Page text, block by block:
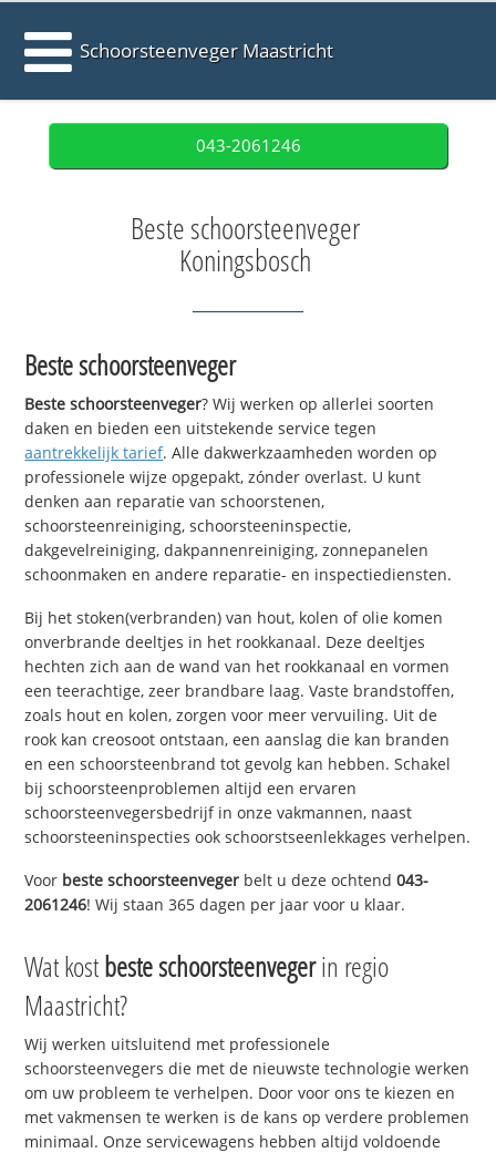
Schoorsteenveger Maastricht
043-2061246
Beste schoorsteenveger
Koningsbosch
Beste schoorsteenveger
Beste schoorsteenveger? Wij werken op allerlei soorten
daken en bieden een uitstekende service tegen
aantrekkelijk tarief. Alle dakwerkzaamheden worden op
professionele wijze opgepakt, zónder overlast. U kunt
denken aan reparatie van schoorstenen,
schoorsteenreiniging, schoorsteeninspectie,
dakgevelreiniging, dakpannenreiniging, zonnepanelen
schoonmaken en andere reparatie- en inspectiediensten.
Bij het stoken(verbranden) van hout, kolen of olie komen
onverbrande deeltjes in het rookkanaal. Deze deeltjes
hechten zich aan de wand van het rookkanaal en vormen
een teerachtige, zeer brandbare laag. Vaste brandstoffen,
zoals hout en kolen, zorgen voor meer vervuiling. Uit de
rook kan creosoot ontstaan, een aanslag die kan branden
en een schoorsteenbrand tot gevolg kan hebben. Schakel
bij schoorsteenproblemen altijd een ervaren
schoorsteenvegersbedrijf in onze vakmannen, naast
schoorsteeninspecties ook schoorstseenlekkages verhelpen.
Voor beste schoorsteenveger belt u deze ochtend043-
2061246! Wij staan 365 dagen per jaar voor u klaar.
Wat kostbeste schoorsteenvegerin regio
Maastricht?
Wij werken uitsluitend met professionele
schoorsteenvegers die met de nieuwste technologie werken
om uw probleem te verhelpen. Door voor ons te kiezen en
met vakmensen te werken is de kans op verdere problemen
minimaal. Onze servicewagens hebben altijd voldoende